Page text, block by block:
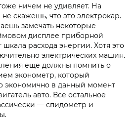
ничем не удивляет. На
скажешь, что это электрокар.
замечать некоторые
дисплее приборной
шкала расхода энергии. Хотя это
электрических машин.
еще должны помнить о
эконометр, который
экономично в данный момент
авто. Все остальное
— спидометр и